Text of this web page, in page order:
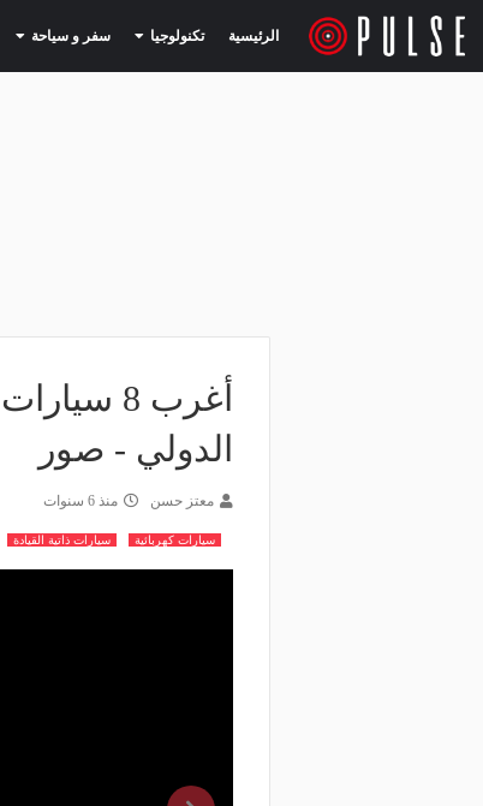
الرئيسية تكنولوجيا (current) سفر و سياحة (current)
أغرب 8
الدولي - صور
معتز حسن منذ 6 سنوات
سيارات كهربائية سيارات ذاتية القيادة